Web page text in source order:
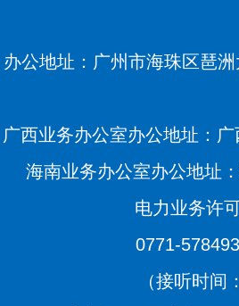
办公地址：广州市海珠区琶
广西业务办公室办公地址：
海南业务办公室办公地址
电力业务许
0771-
（接听时